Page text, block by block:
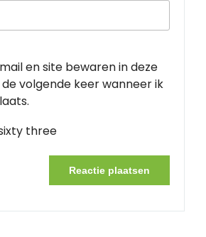
en site bewaren in deze
volgende keer wanneer ik
three